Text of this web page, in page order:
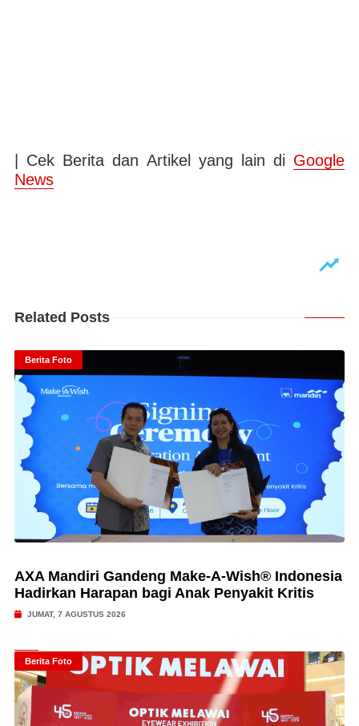
| Cek Berita dan Artikel yang lain di Google
News
Related Posts
Berita Foto
AXA Mandiri Gandeng Make-A-Wish® Indonesia
Hadirkan Harapan bagi Anak Penyakit Kritis
JUMAT, 7 AGUSTUS 2026
Berita Foto